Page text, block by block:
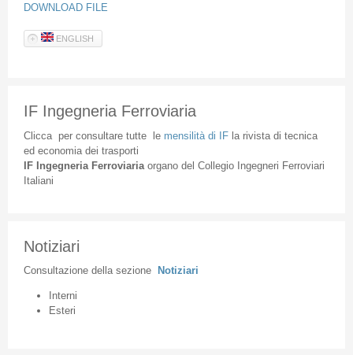
DOWNLOAD FILE
ENGLISH
IF Ingegneria Ferroviaria
Cliccaper consultare tuttele mensilità di IFla rivista di tecnica
ed economia dei trasporti
IF Ingegneria Ferroviaria organodel Collegio Ingegneri Ferroviari
Italiani
Notiziari
Consultazione della sezione Notiziari
Interni
Esteri